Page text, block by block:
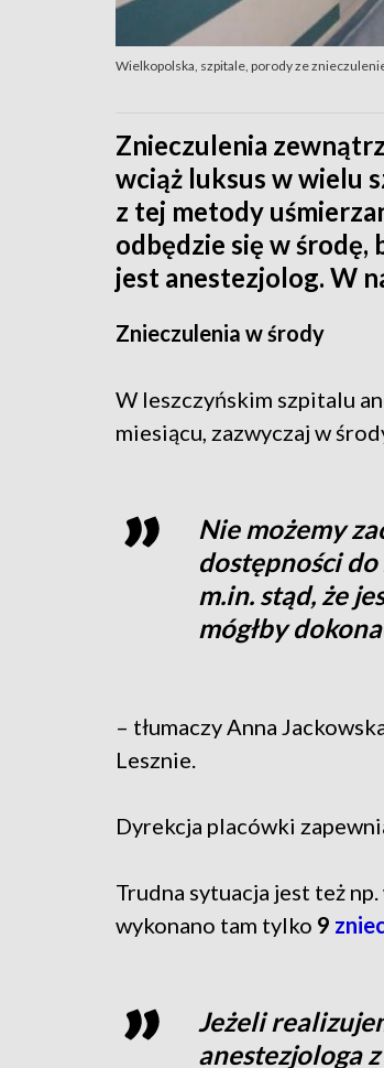
Wielkopolska, szpitale, porody ze
Znieczulenia
wciąż luksus w wielu
z tej metody
odbędzie się w
jest anestezjolog. W
Znieczulenia w środy
W leszczyńskim szpitalu
miesiącu, zazwyczaj w
Nie możemy
dostępności
m.in. stąd, że
mógłby
– tłumaczy Anna
Lesznie.
Dyrekcja placówki
Trudna sytuacja jest też
wykonano tam tylko 9
Jeżeli
anestezjologa